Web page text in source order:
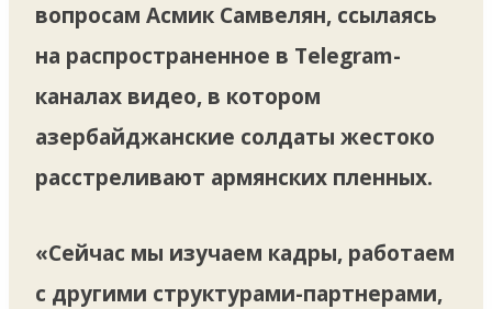
вопросам Асмик Самвелян, ссылаясь
на распространенное в Telegram-
каналах видео, в котором
азербайджанские солдаты жестоко
расстреливают армянских пленных.
«Сейчас мы изучаем кадры, работаем
с другими структурами-партнерами,